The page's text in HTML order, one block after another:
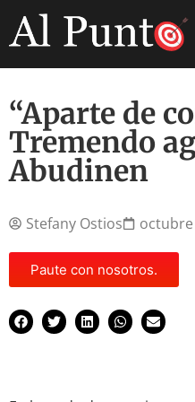
“Aparte de
Tremendo
Abudinen
Stefany Ostios octubre
Paute con nosotros.